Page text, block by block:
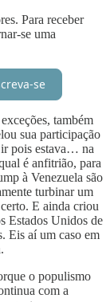
Para receber
se uma
se
também
sua participação
ir pois estava… na
é anfitrião, para
à Venezuela são
turbinar um
E ainda criou
Estados Unidos de
Eis aí um caso em
o populismo
com a